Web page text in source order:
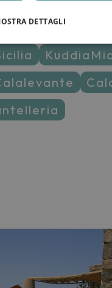
calalevante
DETTAGLI